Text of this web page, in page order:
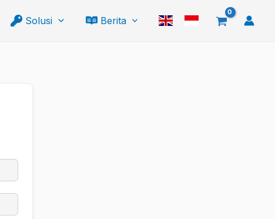
Solusi
Berita